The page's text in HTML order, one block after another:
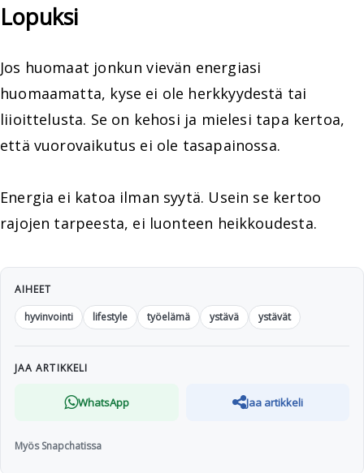
Lopuksi
Jos huomaat jonkun vievän energiasi
huomaamatta, kyse ei ole herkkyydestä tai
liioittelusta. Se on kehosi ja mielesi tapa kertoa,
että vuorovaikutus ei ole tasapainossa.
Energia ei katoa ilman syytä. Usein se kertoo
rajojen tarpeesta, ei luonteen heikkoudesta.
AIHEET
hyvinvointi
lifestyle työelämä ystävä ystävät
JAA ARTIKKELI
WhatsApp Jaa artikkeli
Myös Snapchatissa